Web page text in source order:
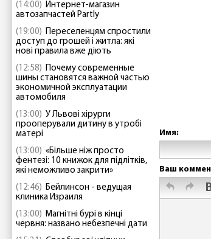
(14:00) Интернет-магазин
автозапчастей Partly
(19:00) Переселенцям спростили
доступ до грошей і житла: які
нові правила вже діють
(12:58) Почему современные
шины становятся важной частью
экономичной эксплуатации
автомобиля
(13:00) У Львові хірурги
прооперували дитину в утробі
матері
(13:00) «Більше ніж просто
фентезі: 10 книжок для підлітків,
які неможливо закрити»
(12:46) Бейлинсон - ведущая
клиника Израиля
(13:00) Магнітні бурі в кінці
червня: названо небезпечні дати
Имя:
Ваш